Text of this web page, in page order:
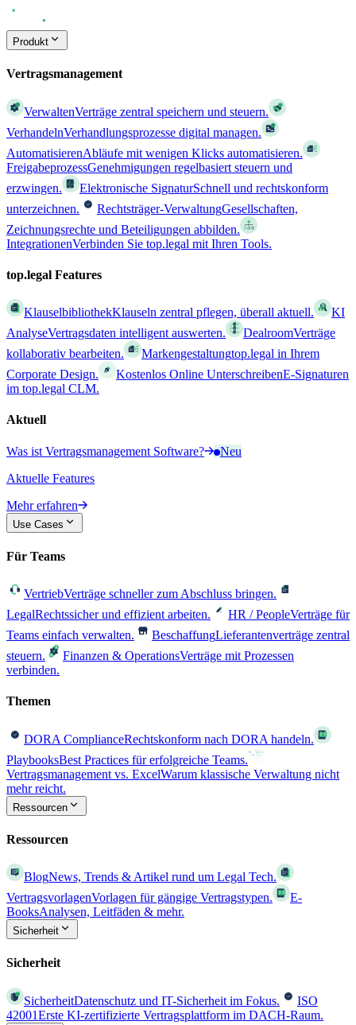
Produkt
Vertragsmanagement
VerwaltenVerträge zentral speichern und steuern.
VerhandelnVerhandlungsprozesse digital managen.
AutomatisierenAbläufe mit wenigen Klicks automatisieren.
FreigabeprozessGenehmigungen regelbasiert steuern und
erzwingen.
Elektronische SignaturSchnell und rechtskonform
unterzeichnen.
Rechtsträger-VerwaltungGesellschaften,
Zeichnungsrechte und Beteiligungen abbilden.
IntegrationenVerbinden Sie top.legal mit Ihren Tools.
top.legal Features
KlauselbibliothekKlauseln zentral pflegen, überall aktuell.
KI
AnalyseVertragsdaten intelligent auswerten. DealroomVerträge
kollaborativ bearbeiten.
Markengestaltungtop.legal in Ihrem
Corporate Design.
Kostenlos Online UnterschreibenE-Signaturen
im top.legal CLM.
Aktuell
Was ist Vertragsmanagement Software?
Neu
Aktuelle Features
Mehr erfahren
Use Cases
Für Teams
VertriebVerträge schneller zum Abschluss bringen.
LegalRechtssicher und effizient arbeiten. HR / PeopleVerträge für
Teams einfach verwalten.
BeschaffungLieferantenverträge zentral
steuern.
Finanzen & OperationsVerträge mit Prozessen
verbinden.
Themen
DORA ComplianceRechtskonform nach DORA handeln.
PlaybooksBest Practices für erfolgreiche Teams.
Vertragsmanagement vs. ExcelWarum klassische Verwaltung nicht
mehr reicht.
Ressourcen
Ressourcen
BlogNews, Trends & Artikel rund um Legal Tech.
VertragsvorlagenVorlagen für gängige Vertragstypen.
E-
BooksAnalysen, Leitfäden & mehr.
Sicherheit
Sicherheit
SicherheitDatenschutz und IT-Sicherheit im Fokus.
ISO
42001Erste KI-zertifizierte Vertragsplattform im DACH-Raum.